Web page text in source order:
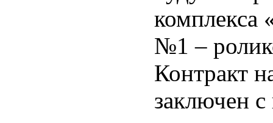
комплекса
№1 –
Контракт
заключен